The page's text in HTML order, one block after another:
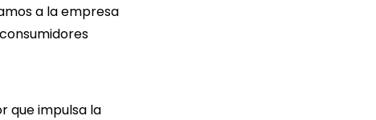
a la empresa
que impulsa la